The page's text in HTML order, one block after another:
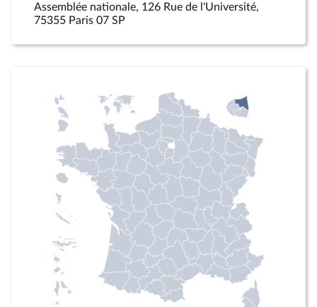
Assemblée nationale, 126 Rue de l'Université,
75355 Paris 07 SP